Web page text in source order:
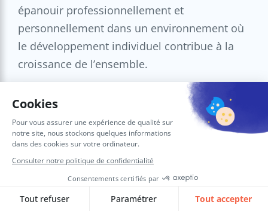
épanouir professionnellement et
personnellement dans un environnement où
le développement individuel contribue à la
croissance de l’ensemble.
Voir les offres d’emplois